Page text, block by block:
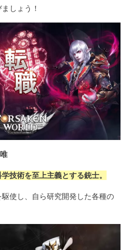
しょう！
技術を至上主義とする銃士。
使し、自ら研究開発した各種の